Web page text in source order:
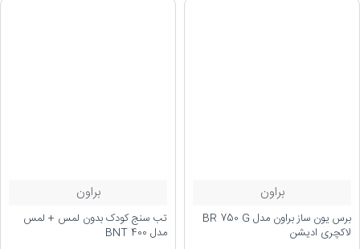
براون
برس یون ساز براون مدل BR 750 G
لاکچری ادیشن
براون
تب سنج کودک بدون لمس + لمس
مدل BNT 400